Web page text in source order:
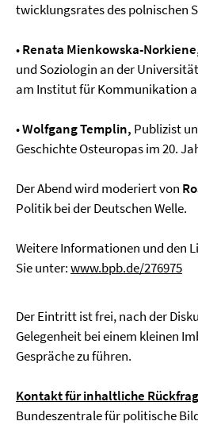
twicklungsrates des polnischen
•Renata Mienkowska-
und Soziologin an der
am Institut für Kommunikation
•Wolfgang Templin, Publizist
Geschichte Osteuropas im 20.
Der Abend wird moderiert von
Politik bei der Deutschen Welle.
Weitere Informationen und den
Sie unter:www.bpb.de/276975
Der Eintritt ist frei, nach der
Gelegenheit bei einem kleinen
Gespräche zu führen.
Kontakt für inhaltliche
Bundeszentrale für politische